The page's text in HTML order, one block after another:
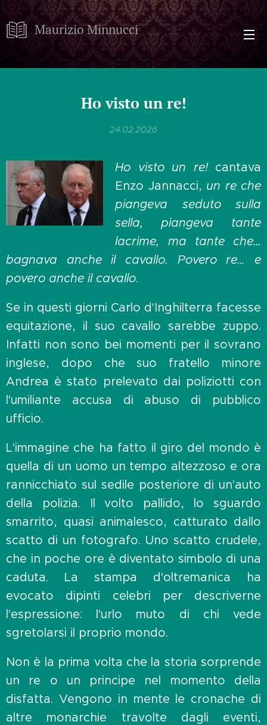
Maurizio Minnucci
Ho visto un re!
24.02.2026
Ho visto un re!cantava
Enzo Jannacci, un re che
piangeva seduto sulla
sella, piangeva tante
lacrime, ma tante che…
bagnava anche il cavallo. Povero re… e
povero anche il cavallo.
Se in questi giorni Carlo d'Inghilterra facesse
equitazione, il suo cavallo sarebbe zuppo.
Infatti non sono bei momenti per il sovrano
inglese, dopo che suo fratello minore
Andrea è stato prelevato dai poliziotti con
l'umiliante accusa di abuso di pubblico
ufficio.
L'immagine che ha fatto il giro del mondo è
quella di un uomo un tempo altezzoso e ora
rannicchiato sul sedile posteriore di un'auto
della polizia. Il volto pallido, lo sguardo
smarrito, quasi animalesco, catturato dallo
scatto di un fotografo. Uno scatto crudele,
che in poche ore è diventato simbolo di una
caduta. La stampa d'oltremanica ha
evocato dipinti celebri per descriverne
l'espressione: l'urlo muto di chi vede
sgretolarsi il proprio mondo.
Non è la prima volta che la storia sorprende
un re o un principe nel momento della
disfatta. Vengono in mente le cronache di
altre monarchie travolte dagli eventi,